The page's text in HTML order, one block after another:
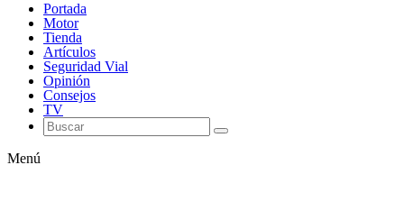
Portada
Motor
Tienda
Artículos
Seguridad Vial
Opinión
Consejos
TV
Menú